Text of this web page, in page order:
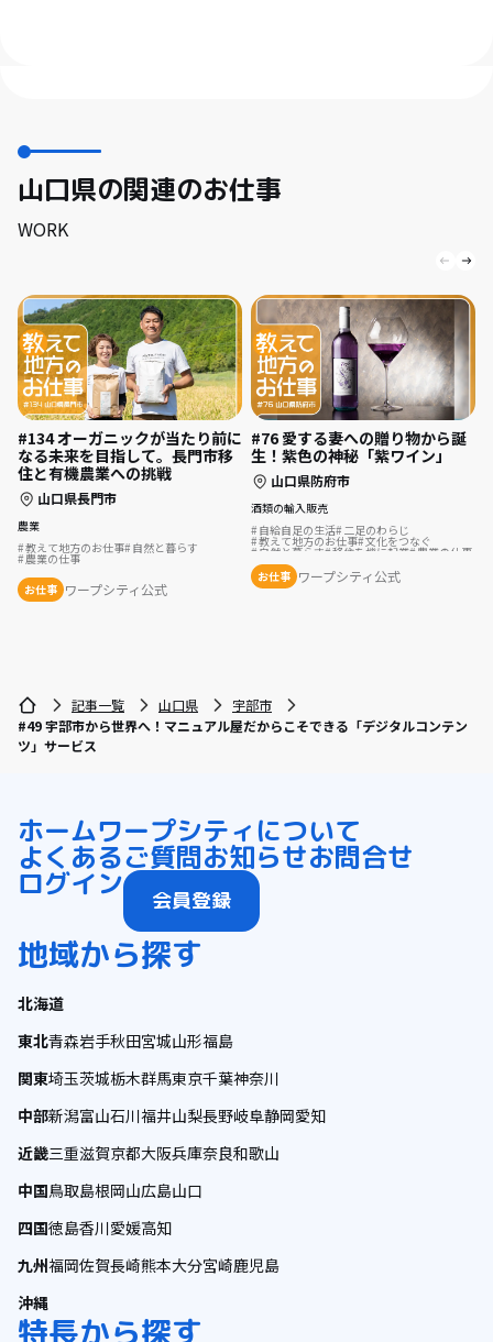
山口県の関連のお仕事
WORK
#134 オーガニックが当たり前に
なる未来を目指して。長門市移
住と有機農業への挑戦
山口県長門市
農業
教えて地方のお仕事 自然と暮らす
農業の仕事
お仕事 ワープシティ公式
#76 愛する妻への贈り物から誕
生！紫色の神秘「紫ワイン」
山口県防府市
酒類の輸入販売
自給自足の生活 二足のわらじ
教えて地方のお仕事 文化をつなぐ
自然と暮らす 移住を機に起業 農業の仕事
田舎暮らし
お仕事 ワープシティ公式
記事一覧 山口県
宇部市
#49 宇部市から世界へ！マニュアル屋だからこそできる「デジタルコンテン
ツ」サービス
ホームワープシティについて
よくあるご質問お知らせお問合せ
ログイン 会員登録
地域から探す
北海道
東北青森岩手秋田宮城山形福島
関東埼玉茨城栃木群馬東京千葉神奈川
中部新潟富山石川福井山梨長野岐阜静岡愛知
近畿三重滋賀京都大阪兵庫奈良和歌山
中国鳥取島根岡山広島山口
四国徳島香川愛媛高知
九州福岡佐賀長崎熊本大分宮崎鹿児島
沖縄
特長から探す